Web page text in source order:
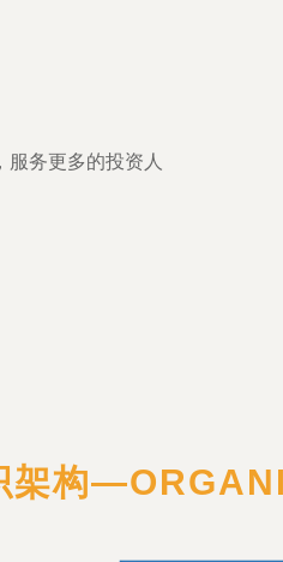
服务更多的投资人
架构—